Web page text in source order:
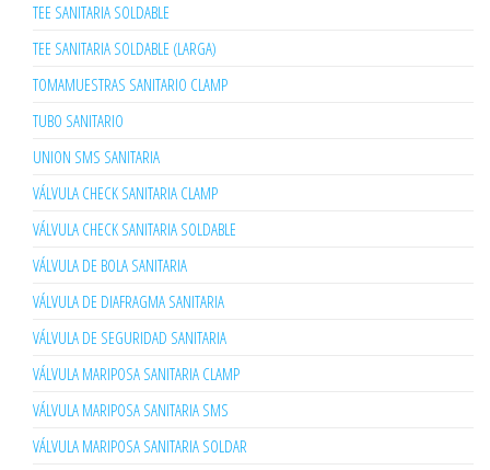
TEE SANITARIA SOLDABLE
TEE SANITARIA SOLDABLE (LARGA)
TOMAMUESTRAS SANITARIO CLAMP
TUBO SANITARIO
UNION SMS SANITARIA
VÁLVULA CHECK SANITARIA CLAMP
VÁLVULA CHECK SANITARIA SOLDABLE
VÁLVULA DE BOLA SANITARIA
VÁLVULA DE DIAFRAGMA SANITARIA
VÁLVULA DE SEGURIDAD SANITARIA
VÁLVULA MARIPOSA SANITARIA CLAMP
VÁLVULA MARIPOSA SANITARIA SMS
VÁLVULA MARIPOSA SANITARIA SOLDAR